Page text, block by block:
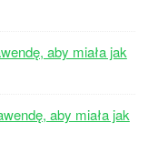
aby miała jak
aby miała jak